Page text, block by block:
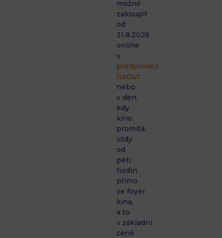
možné
zakoupit
od
31.8.2026
online
v
předprodeji
GoOut
nebo
v den,
kdy
kino
promítá,
vždy
od
pěti
hodin
přímo
ve foyer
kina,
a to
v základní
ceně